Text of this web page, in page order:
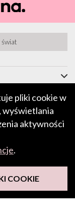
świat
pliki cookie w
wyświetlania
aktywności
.
COOKIE